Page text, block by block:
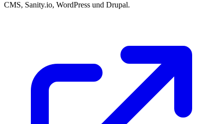
CMS, Sanity.io, WordPress und Drupal.